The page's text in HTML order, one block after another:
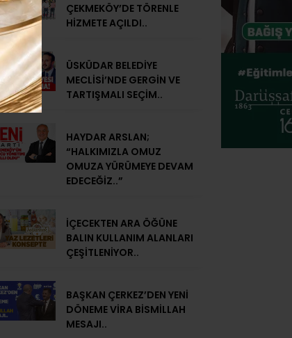
ÇEKMEKÖY’DE TÖRENLE
HİZMETE AÇILDI..
ÜSKÜDAR BELEDİYE
MECLİSİ’NDE GERGİN VE
TARTIŞMALI SEÇİM..
HAYDAR ARSLAN;
“HALKIMIZLA OMUZ
OMUZA YÜRÜMEYE DEVAM
EDECEĞİZ..”
İÇECEKTEN ARA ÖĞÜNE
BALIN KULLANIM ALANLARI
ÇEŞİTLENİYOR..
BAŞKAN ÇERKEZ’DEN YENİ
DÖNEME VİRA BİSMİLLAH
MESAJI..